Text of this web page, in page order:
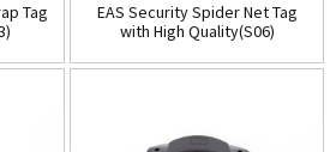
Tag
EAS Security Spider Net Tag
with High Quality(S06)